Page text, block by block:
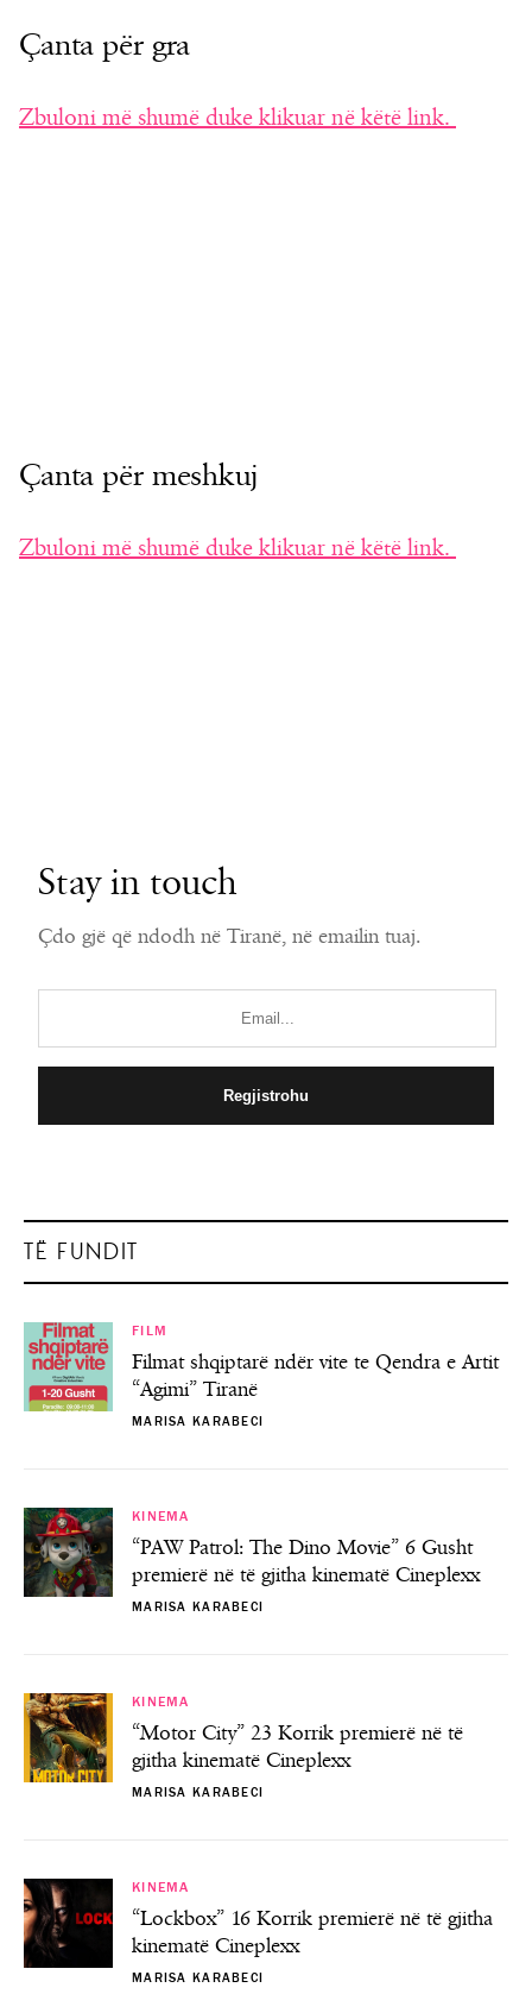
Çanta për gra
Zbuloni më shumë duke klikuar në këtë link.
Çanta për meshkuj
Zbuloni më shumë duke klikuar në këtë link.
Stay in touch
Çdo gjë që ndodh në Tiranë, në emailin tuaj.
TË FUNDIT
FILM
Filmat shqiptarë ndër vite te Qendra e Artit
“Agimi” Tiranë
MARISA KARABECI
KINEMA
“PAW Patrol: The Dino Movie” 6 Gusht
premierë në të gjitha kinematë Cineplexx
MARISA KARABECI
KINEMA
“Motor City” 23 Korrik premierë në të
gjitha kinematë Cineplexx
MARISA KARABECI
KINEMA
“Lockbox” 16 Korrik premierë në të gjitha
kinematë Cineplexx
MARISA KARABECI